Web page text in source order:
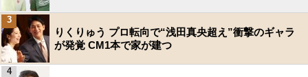
りくりゅう プロ転向で“浅田真央超え”衝撃のギャラ
が発覚 CM1本で家が建つ
3
4